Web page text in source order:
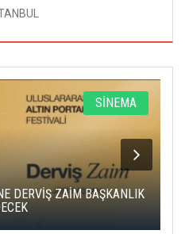
SİNEMA
DERVİŞ ZAİM BAŞKANLIK